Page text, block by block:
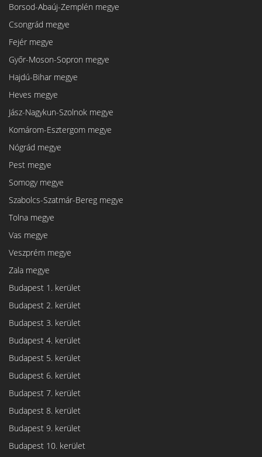
Borsod-Abaúj-Zemplén megye
Csongrád megye
Fejér megye
Győr-Moson-Sopron megye
Hajdú-Bihar megye
Heves megye
Jász-Nagykun-Szolnok megye
Komárom-Esztergom megye
Nógrád megye
Pest megye
Somogy megye
Szabolcs-Szatmár-Bereg megye
Tolna megye
Vas megye
Veszprém megye
Zala megye
Budapest 1. kerület
Budapest 2. kerület
Budapest 3. kerület
Budapest 4. kerület
Budapest 5. kerület
Budapest 6. kerület
Budapest 7. kerület
Budapest 8. kerület
Budapest 9. kerület
Budapest 10. kerület